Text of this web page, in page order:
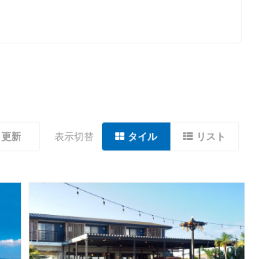
更新 表示切替 タイル リスト